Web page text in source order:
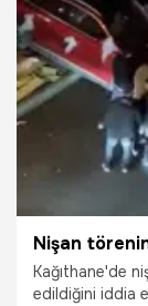
7.03.2026
Kağıthane'de
edildiğini iddia